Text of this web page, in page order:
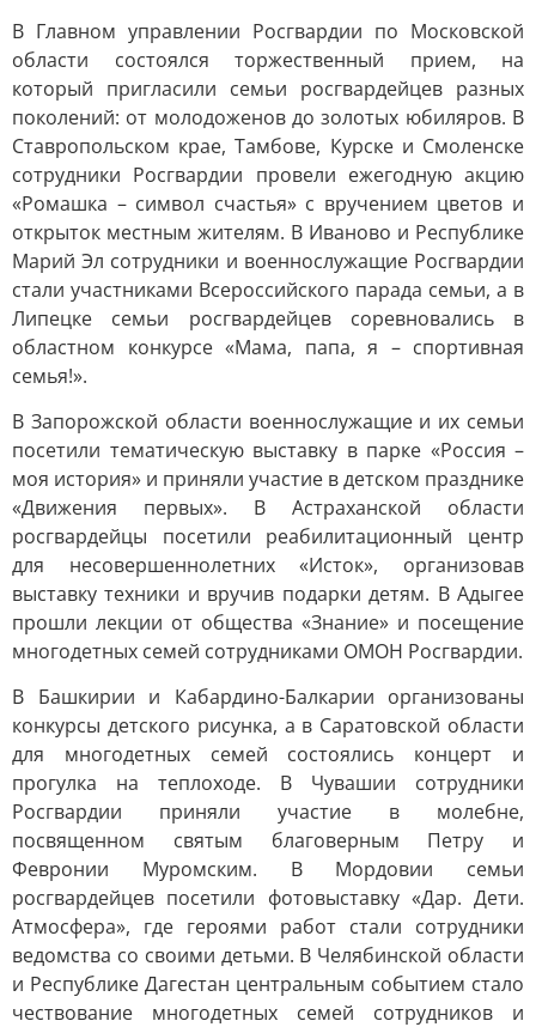
В Главном управлении Росгвардии по Московской
области состоялся торжественный прием, на
который пригласили семьи росгвардейцев разных
поколений: от молодоженов до золотых юбиляров. В
Ставропольском крае, Тамбове, Курске и Смоленске
сотрудники Росгвардии провели ежегодную акцию
«Ромашка – символ счастья» с вручением цветов и
открыток местным жителям. В Иваново и Республике
Марий Эл сотрудники и военнослужащие Росгвардии
стали участниками Всероссийского парада семьи, а в
Липецке семьи росгвардейцев соревновались в
областном конкурсе «Мама, папа, я – спортивная
семья!».
В Запорожской области военнослужащие и их семьи
посетили тематическую выставку в парке «Россия –
моя история» и приняли участие в детском празднике
«Движения первых». В Астраханской области
росгвардейцы посетили реабилитационный центр
для несовершеннолетних «Исток», организовав
выставку техники и вручив подарки детям. В Адыгее
прошли лекции от общества «Знание» и посещение
многодетных семей сотрудниками ОМОН Росгвардии.
В Башкирии и Кабардино-Балкарии организованы
конкурсы детского рисунка, а в Саратовской области
для многодетных семей состоялись концерт и
прогулка на теплоходе. В Чувашии сотрудники
Росгвардии приняли участие в молебне,
посвященном святым благоверным Петру и
Февронии Муромским. В Мордовии семьи
росгвардейцев посетили фотовыставку «Дар. Дети.
Атмосфера», где героями работ стали сотрудники
ведомства со своими детьми. В Челябинской области
и Республике Дагестан центральным событием стало
чествование многодетных семей сотрудников и